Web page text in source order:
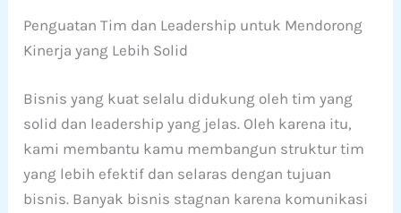
Penguatan Tim dan Leadership untuk Mendorong
Kinerja yang Lebih Solid
Bisnis yang kuat selalu didukung oleh tim yang
solid dan leadership yang jelas. Oleh karena itu,
kami membantu kamu membangun struktur tim
yang lebih efektif dan selaras dengan tujuan
bisnis. Banyak bisnis stagnan karena komunikasi